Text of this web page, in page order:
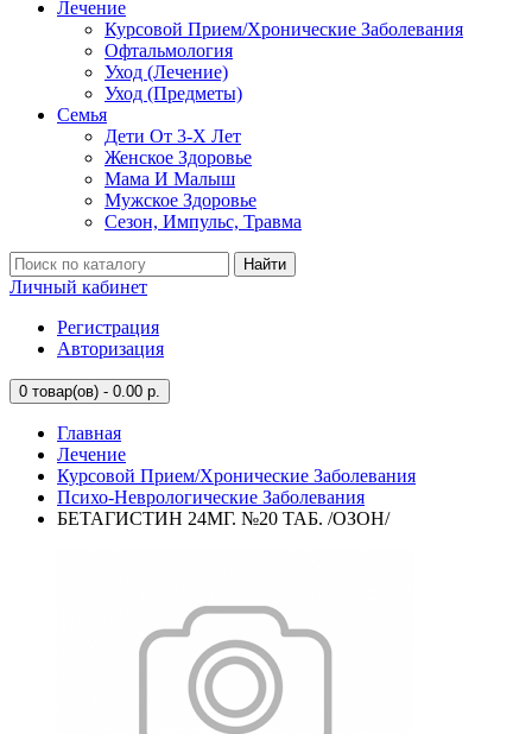
Лечение
Курсовой Прием/Хронические Заболевания
Офтальмология
Уход (Лечение)
Уход (Предметы)
Семья
Дети От 3-Х Лет
Женское Здоровье
Мама И Малыш
Мужское Здоровье
Сезон, Импульс, Травма
Найти
Личный кабинет
Регистрация
Авторизация
0 товар(ов) - 0.00 р.
Главная
Лечение
Курсовой Прием/Хронические Заболевания
Психо-Неврологические Заболевания
БЕТАГИСТИН 24МГ. №20 ТАБ. /ОЗОН/